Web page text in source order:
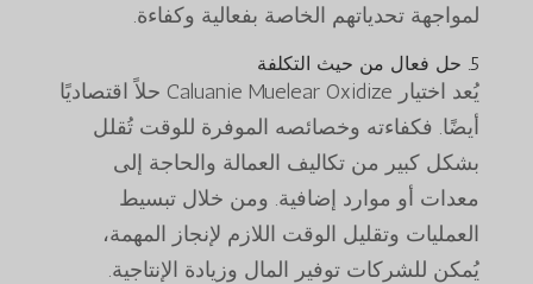
لمواجهة تحدياتهم الخاصة بفعالية وكفاءة.
5. حل فعال من حيث التكلفة
يُعد اختيار Caluanie Muelear Oxidize حلاً اقتصاديًا
أيضًا. فكفاءته وخصائصه الموفرة للوقت تُقلل
بشكل كبير من تكاليف العمالة والحاجة إلى
معدات أو موارد إضافية. ومن خلال تبسيط
العمليات وتقليل الوقت اللازم لإنجاز المهمة،
يُمكن للشركات توفير المال وزيادة الإنتاجية.